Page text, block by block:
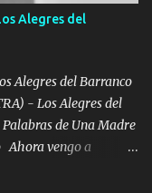
necesidad no porque
y nunca con la
ando de enamorado
Alegres del
Alegres del Barranco
- Los Alegres del
de Una Madre
Ahora vengo a